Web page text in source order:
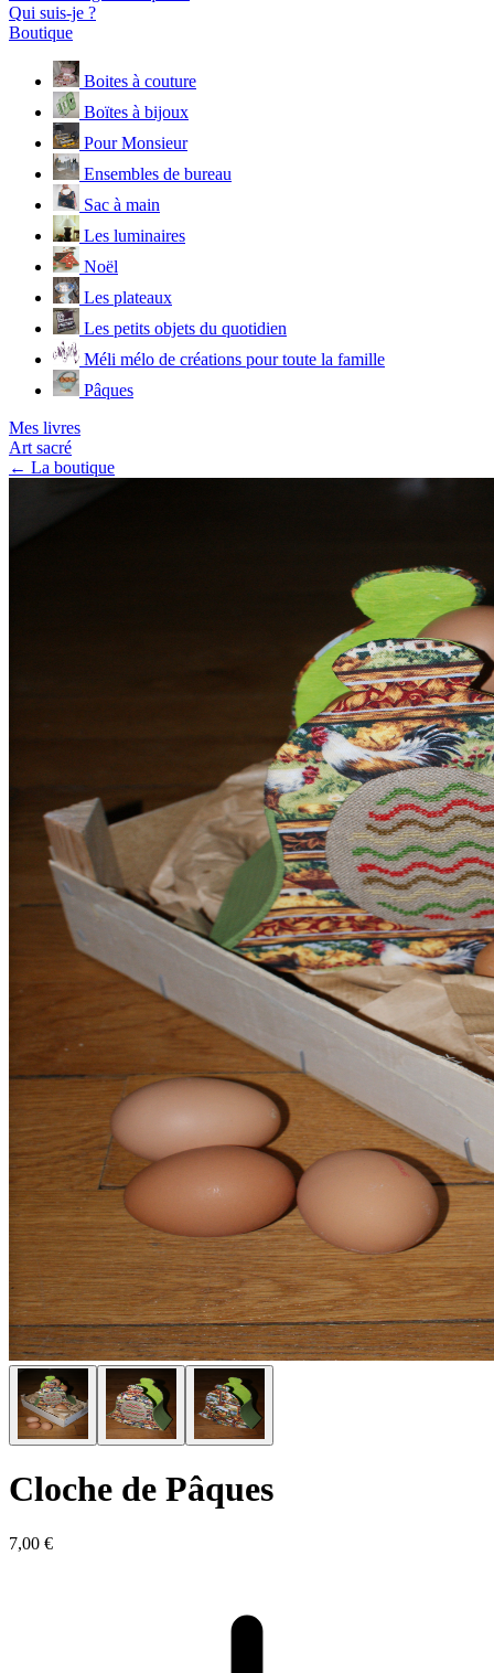
Qui suis-je ?
Boutique
Boites à couture
Boïtes à bijoux
Pour Monsieur
Ensembles de bureau
Sac à main
Les luminaires
Noël
Les plateaux
Les petits objets du quotidien
Méli mélo de créations pour toute la famille
Pâques
Mes livres
Art sacré
← La boutique
Cloche de Pâques
7,00 €